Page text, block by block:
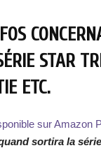
STAR
ETC.
sur Amazon
sortira la